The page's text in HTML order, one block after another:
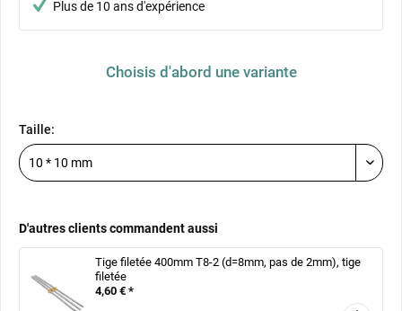
Plus de 10 ans d'expérience
Choisis d'abord une variante
Taille:
D'autres clients commandent aussi
Tige filetée 400mm T8-2 (d=8mm, pas de 2mm), tige
filetée
4,60 € *